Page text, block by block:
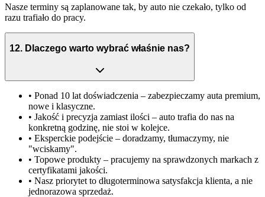
Nasze terminy są zaplanowane tak, by auto nie czekało, tylko od
razu trafiało do pracy.
12. Dlaczego warto wybrać właśnie nas?
• Ponad 10 lat doświadczenia – zabezpieczamy auta premium,
nowe i klasyczne.
• Jakość i precyzja zamiast ilości – auto trafia do nas na
konkretną godzinę, nie stoi w kolejce.
• Eksperckie podejście – doradzamy, tłumaczymy, nie
"wciskamy".
• Topowe produkty – pracujemy na sprawdzonych markach z
certyfikatami jakości.
• Nasz priorytet to długoterminowa satysfakcja klienta, a nie
jednorazowa sprzedaż.